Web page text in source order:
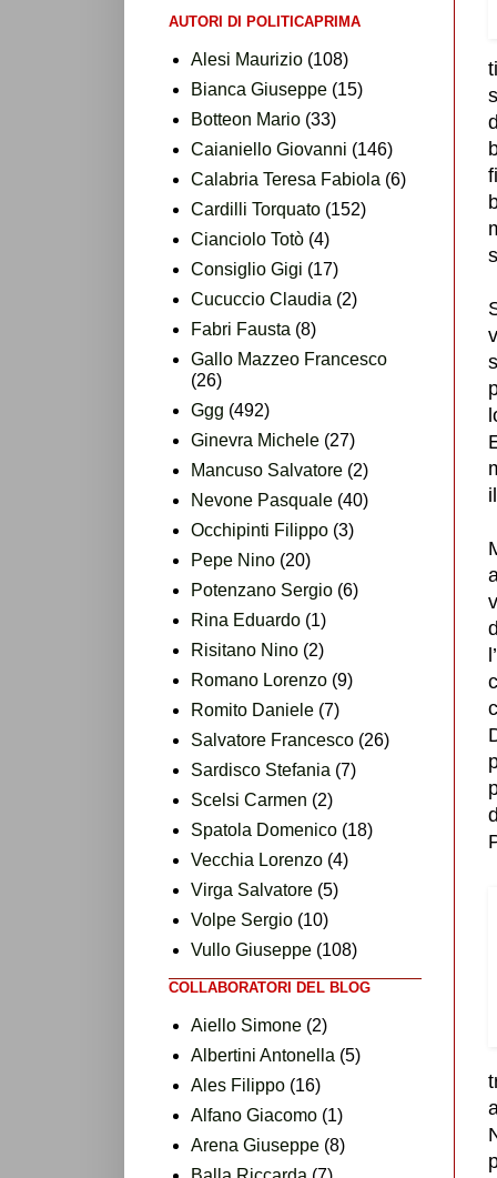
AUTORI DI POLITICAPRIMA
Alesi Maurizio (108)
Bianca Giuseppe (15)
Botteon Mario (33)
Caianiello Giovanni (146)
Calabria Teresa Fabiola (6)
Cardilli Torquato (152)
Cianciolo Totò (4)
Consiglio Gigi (17)
Cucuccio Claudia (2)
Fabri Fausta (8)
Gallo Mazzeo Francesco
(26)
Ggg (492)
Ginevra Michele (27)
Mancuso Salvatore (2)
Nevone Pasquale (40)
Occhipinti Filippo (3)
Pepe Nino (20)
Potenzano Sergio (6)
Rina Eduardo (1)
Risitano Nino (2)
Romano Lorenzo (9)
Romito Daniele (7)
Salvatore Francesco (26)
Sardisco Stefania (7)
Scelsi Carmen (2)
Spatola Domenico (18)
Vecchia Lorenzo (4)
Virga Salvatore (5)
Volpe Sergio (10)
Vullo Giuseppe (108)
COLLABORATORI DEL BLOG
Aiello Simone (2)
Albertini Antonella (5)
Ales Filippo (16)
Alfano Giacomo (1)
Arena Giuseppe (8)